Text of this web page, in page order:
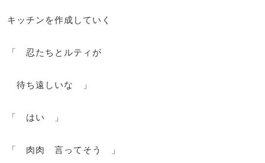
キッチンを作成していく
「 忍たちとルティが
待ち遠しいな 」
「 はい 」
「 肉肉 言ってそう 」